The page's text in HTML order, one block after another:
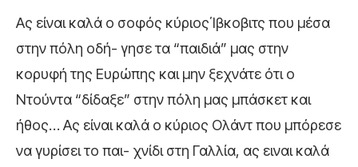
Ας είναι καλά ο σοφός κύριος΄Ιβκοβιτς που μέσα
στην πόλη οδή- γησε τα “παιδιά” μας στην
κορυφή της Ευρώπης και μην ξεχνάτε ότι ο
Ντούντα “δίδαξε” στην πόλη μας μπάσκετ και
ήθος… Ας είναι καλά ο κύριος Ολάντ που μπόρεσε
να γυρίσει το παι- χνίδι στη Γαλλία, ας ειναι καλά